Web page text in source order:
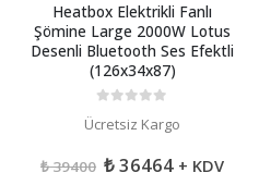
Heatbox Elektrikli Fanlı
Şömine Large 2000W Lotus
Desenli Bluetooth Ses Efektli
(126x34x87)
Ücretsiz Kargo
₺39400 Orijinal
₺36464Şu+ KDV